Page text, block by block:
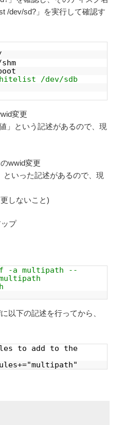
/dev/sd?」を実行して確認す
/dev/sdb
変更
」という記述があるので、現
wwid変更
といった記述があるので、現
しないこと)
プ
-a multipath --
以下の記述を行ってから、
to add to the